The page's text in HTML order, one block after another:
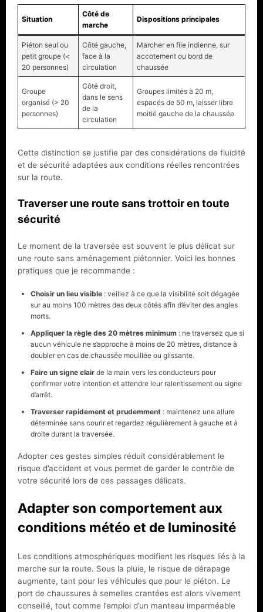
Situation
Côté de
marche
Dispositions principales
Piéton seul ou
petit groupe (<
20 personnes)
Côté gauche,
face à la
circulation
Marcher en file indienne, sur
accotement ou bord de
chaussée
Groupe
organisé (> 20
personnes)
Côté droit,
dans le sens
de la
circulation
Groupes limités à 20 m,
espacés de 50 m, laisser libre
moitié gauche de la chaussée
Cette distinction se justifie par des considérations de fluidité
et de sécurité adaptées aux conditions réelles rencontrées
sur la route.
Traverser une route sans trottoir en toute
sécurité
Le moment de la traversée est souvent le plus délicat sur
une route sans aménagement piétonnier. Voici les bonnes
pratiques que je recommande :
Choisir un lieu visible : veillez à ce que la visibilité soit dégagée
sur au moins 100 mètres des deux côtés afin d’éviter des angles
morts.
Appliquer la règle des 20 mètres minimum : ne traversez que si
aucun véhicule ne s’approche à moins de 20 mètres, distance à
doubler en cas de chaussée mouillée ou glissante.
Faire un signe clair de la main vers les conducteurs pour
confirmer votre intention et attendre leur ralentissement ou signe
d’arrêt.
Traverser rapidement et prudemment : maintenez une allure
déterminée sans courir et regardez régulièrement à gauche et à
droite durant la traversée.
Adopter ces gestes simples réduit considérablement le
risque d’accident et vous permet de garder le contrôle de
votre sécurité lors de ces passages délicats.
Adapter son comportement aux
conditions météo et de luminosité
Les conditions atmosphériques modifient les risques liés à la
marche sur la route. Sous la pluie, le risque de dérapage
augmente, tant pour les véhicules que pour le piéton. Le
port de chaussures à semelles crantées est alors vivement
conseillé, tout comme l’emploi d’un manteau imperméable